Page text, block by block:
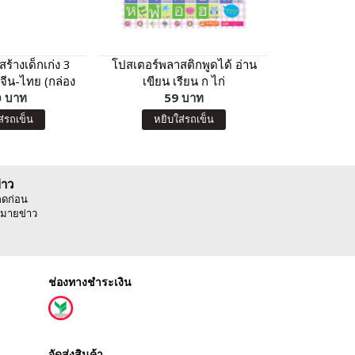
างเด็กเก่ง 3
น-ไทย (กล่อง
งิน)
บาท
รถเข็น
โปสเตอร์พลาสติกพูดได้ อ่าน
เขียน เรียน ก ไก่
59 บาท
หยิบใส่รถเข็น
ว
ก่อน
ายข่าว
ช่องทางชำระเงิน